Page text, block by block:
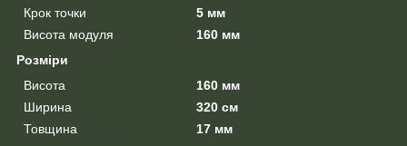
Крок точки
5 мм
Висота модуля
160 мм
Розміри
Висота
160 мм
Ширина
320 см
Товщина
17 мм